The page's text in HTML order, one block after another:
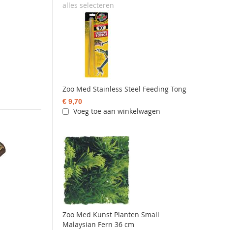
alles selecteren
Zoo Med Stainless Steel Feeding Tong
€ 9,70
Voeg toe aan winkelwagen
Zoo Med Kunst Planten Small
Malaysian Fern 36 cm